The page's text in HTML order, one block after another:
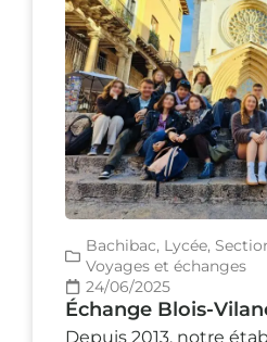
Bachibac, Lycée,
Voyages et échanges
24/06/2025
Échange Blois-
Depuis 2013, notre